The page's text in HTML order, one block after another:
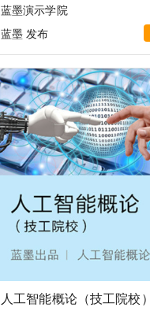
蓝墨演示学院
蓝墨 发布
人工智能概论（技工院校